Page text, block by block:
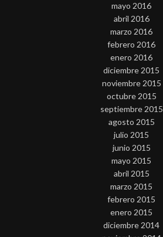
mayo 2016
abril 2016
marzo 2016
febrero 2016
enero 2016
diciembre 2015
noviembre 2015
octubre 2015
septiembre 2015
agosto 2015
julio 2015
junio 2015
mayo 2015
abril 2015
marzo 2015
febrero 2015
enero 2015
diciembre 2014